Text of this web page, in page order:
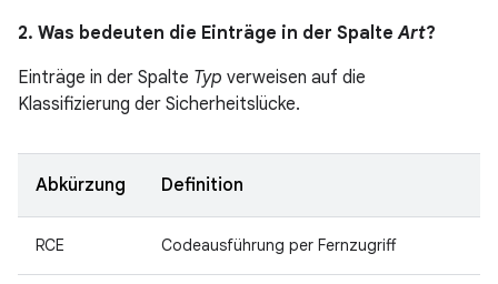
2. Was bedeuten die Einträge in der SpalteArt?
Einträge in der Spalte Typ verweisen auf die
Klassifizierung der Sicherheitslücke.
Abkürzung Definition
RCE Codeausführung per Fernzugriff